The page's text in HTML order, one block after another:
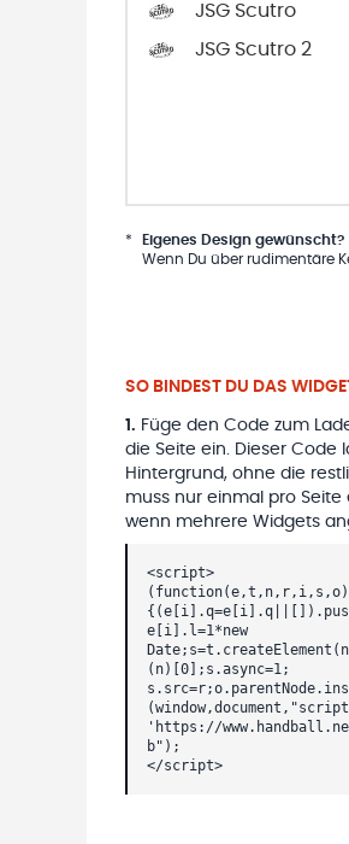
JSG Scutro
JSG Scutro 2
*
Eigenes Design gewünscht?
Wenn Du über rudimentäre
SO BINDEST DU DAS
1 . Füge den Code zum
die Seite ein. Dieser Code
Hintergrund, ohne die
muss nur einmal pro
wenn mehrere Widgets
<script>
e[i].l=1*new
(n)[0];s.async=1;
'https://
b");
</script>